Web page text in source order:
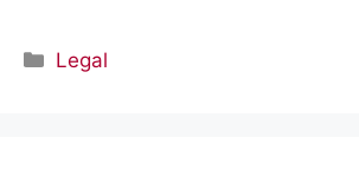
Categorías
Legal